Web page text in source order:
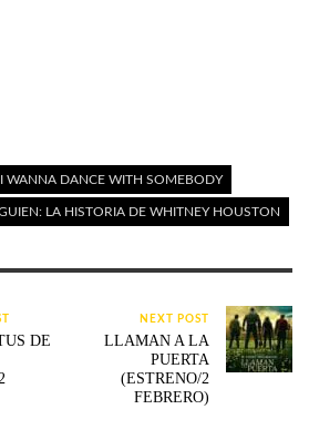
I WANNA DANCE WITH SOMEBODY
LA HISTORIA DE WHITNEY HOUSTON
DE
NEXT POST
LLAMAN A LA
PUERTA
(ESTRENO/2
FEBRERO)